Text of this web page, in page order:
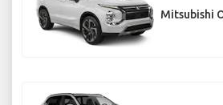
Mitsubishi